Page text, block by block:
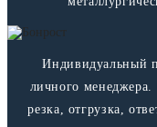
Индивидуальный
личного менеджера.
резка, отгрузка,